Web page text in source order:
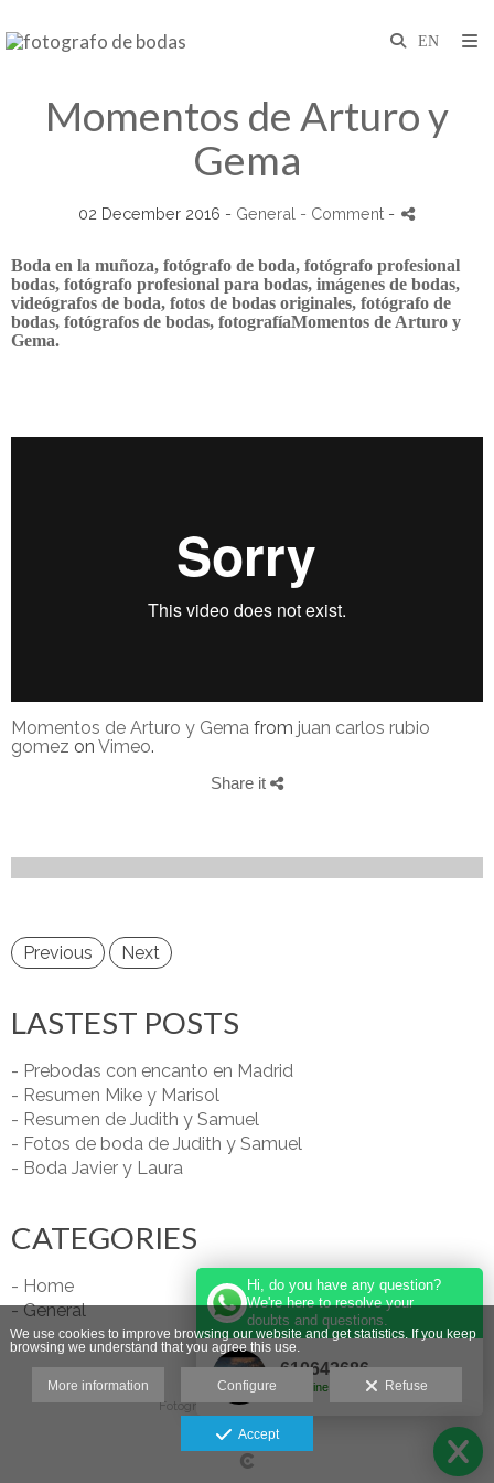
Momentos de Arturo y
Gema
02 December 2016 - General - Comment -
Boda en la muñoza, fotógrafo de boda, fotógrafo profesional
bodas, fotógrafo profesional para bodas, imágenes de bodas,
videógrafos de boda, fotos de bodas originales, fotógrafo de
bodas, fotógrafos de bodas, fotografíaMomentos de Arturo y
Gema.
Momentos de Arturo y Gema from juan carlos rubio
gomez on Vimeo.
Share it
Previous Next
LASTEST POSTS
- Prebodas con encanto en Madrid
- Resumen Mike y Marisol
- Resumen de Judith y Samuel
- Fotos de boda de Judith y Samuel
- Boda Javier y Laura
CATEGORIES
- Home
- General
Fotógrafo de Bodas en Madrid
Legal advice
We use cookies to improve browsing our website and get statistics. If you keep
browsing we understand that you agree this use.
More information Configure Refuse
Accept
Hi, do you have any question?
We're here to resolve your
doubts and questions.
610642686
Online